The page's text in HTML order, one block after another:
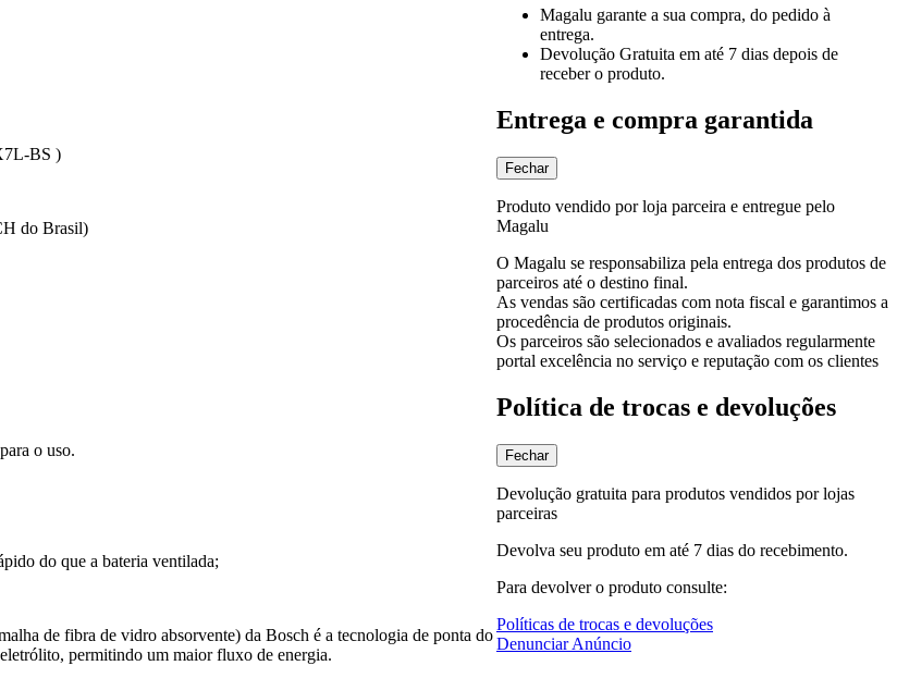
Magalu garante a sua compra, do pedido à
entrega.
Devolução Gratuita em até 7 dias depois de
receber o produto.
Entrega e compra garantida
Fechar
Produto vendido por loja parceira e entregue pelo
Magalu
O Magalu se responsabiliza pela entrega dos produtos de
parceiros até o destino final.
As vendas são certificadas com nota fiscal e garantimos a
procedência de produtos originais.
Os parceiros são selecionados e avaliados regularmente
portal excelência no serviço e reputação com os clientes
Política de trocas e devoluções
Fechar
Devolução gratuita para produtos vendidos por lojas
parceiras
Devolva seu produto em até 7 dias do recebimento.
Para devolver o produto consulte:
Políticas de trocas e devoluções
Denunciar Anúncio
BS )
do Brasil)
o uso.
do que a bateria ventilada;
de fibra de vidro absorvente) da Bosch é a tecnologia de ponta do
permitindo um maior fluxo de energia.